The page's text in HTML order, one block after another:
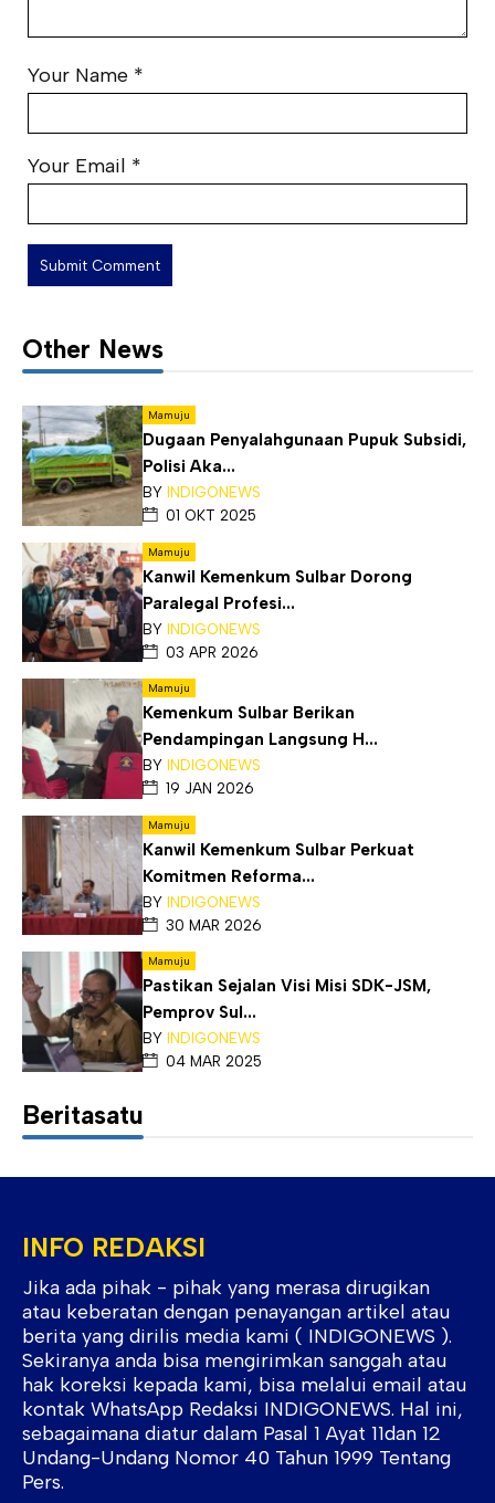
Your Name *
Your Email *
Other News
Mamuju
Dugaan Penyalahgunaan Pupuk Subsidi,
Polisi Aka...
BY INDIGONEWS
01 OKT 2025
Mamuju
Kanwil Kemenkum Sulbar Dorong
Paralegal Profesi...
BY INDIGONEWS
03 APR 2026
Mamuju
Kemenkum Sulbar Berikan
Pendampingan Langsung H...
BY INDIGONEWS
19 JAN 2026
Mamuju
Kanwil Kemenkum Sulbar Perkuat
Komitmen Reforma...
BY INDIGONEWS
30 MAR 2026
Mamuju
Pastikan Sejalan Visi Misi SDK-JSM,
Pemprov Sul...
BY INDIGONEWS
04 MAR 2025
Beritasatu
INFO REDAKSI
Jika ada pihak - pihak yang merasa dirugikan
atau keberatan dengan penayangan artikel atau
berita yang dirilis media kami ( INDIGONEWS ).
Sekiranya anda bisa mengirimkan sanggah atau
hak koreksi kepada kami, bisa melalui email atau
kontak WhatsApp Redaksi INDIGONEWS. Hal ini,
sebagaimana diatur dalam Pasal 1 Ayat 11dan 12
Undang-Undang Nomor 40 Tahun 1999 Tentang
Pers.